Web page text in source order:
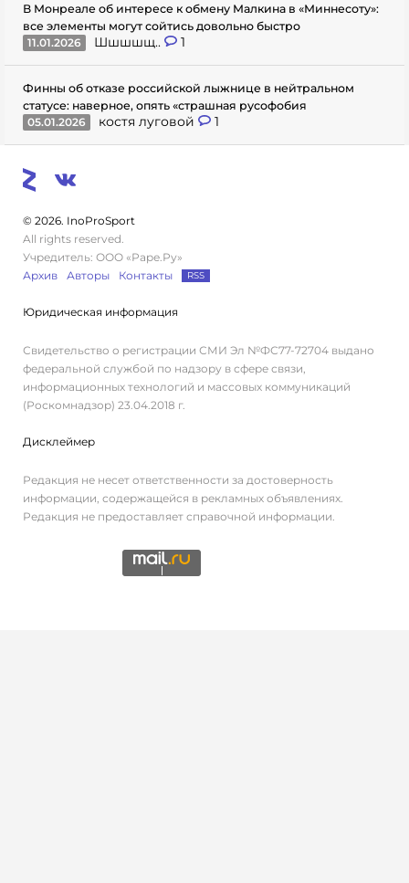
В Монреале об интересе к обмену Малкина в «Миннесоту»:
все элементы могут сойтись довольно быстро
11.01.2026
Шшшшщ.. 1
Финны об отказе российской лыжнице в нейтральном
статусе: наверное, опять «страшная русофобия
05.01.2026
костя луговой 1
© 2026. InoProSport
All rights reserved.
Учредитель: ООО «Раре.Ру»
Архив
Авторы Контакты RSS
Юридическая информация
Свидетельство о регистрации СМИ Эл №ФС77-72704 выдано
федеральной службой по надзору в сфере связи,
информационных технологий и массовых коммуникаций
(Роскомнадзор) 23.04.2018 г.
Дисклеймер
Редакция не несет ответственности за достоверность
информации, содержащейся в рекламных объявлениях.
Редакция не предоставляет справочной информации.